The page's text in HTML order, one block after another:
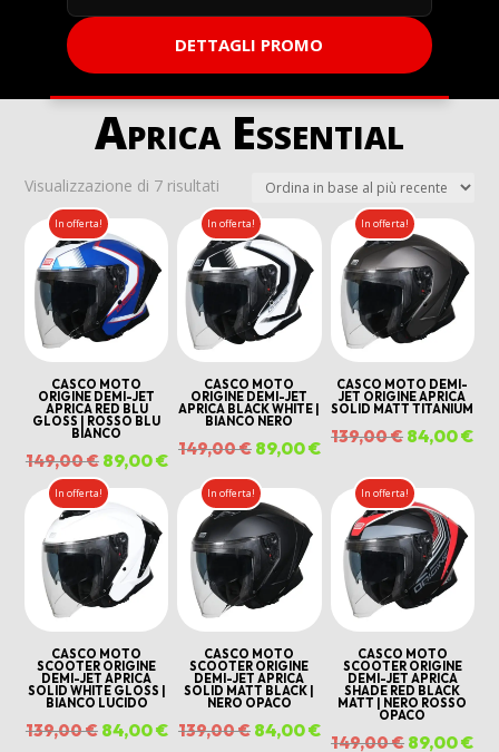
DETTAGLI PROMO
Aprica Essential
Visualizzazione di 7 risultati Ordina
in
base
al
più
recente
In offerta!
CASCO MOTO
ORIGINE DEMI-JET
APRICA RED BLU
GLOSS | ROSSO BLU
BIANCO
149,00€ Il
prezzo
originale
era:
149,00 €.
89,00€Il
prezzo
attuale
89,00 €.
In offerta!
CASCO MOTO
ORIGINE DEMI-JET
APRICA BLACK WHITE |
BIANCO NERO
149,00€ Il
prezzo
originale
era:
149,00 €.
89,00€Il
prezzo
attuale
89,00 €.
In offerta!
CASCO MOTO DEMI-
JET ORIGINE APRICA
SOLID MATT TITANIUM
139,00€ Il
originale
era:
139,00 €.
84,00€Il
In offerta!
CASCO MOTO
SCOOTER ORIGINE
DEMI-JET APRICA
SOLID WHITE GLOSS |
BIANCO LUCIDO
139,00€ Il
84,00€Il
In offerta!
CASCO MOTO
SCOOTER ORIGINE
DEMI-JET APRICA
SOLID MATT BLACK |
NERO OPACO
139,00€ Il
84,00€Il
In offerta!
CASCO MOTO
SCOOTER ORIGINE
DEMI-JET APRICA
SHADE RED BLACK
MATT | NERO ROSSO
OPACO
149,00€ Il
89,00€Il